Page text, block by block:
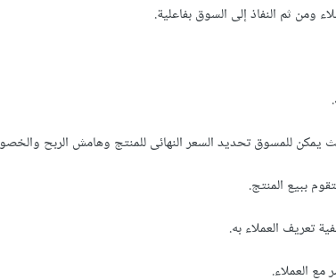
ومن ثم النفاذ إلى السوق بفاعلية.
للمسوق تحديد السعر النهائى للمنتج وهامش الربح
ببيع المنتج.
تعريف العملاء به.
مع العملاء.